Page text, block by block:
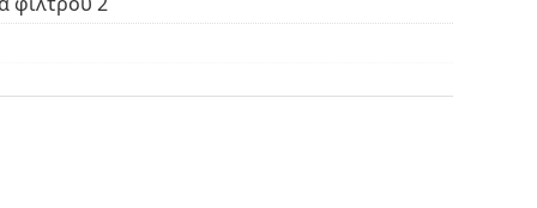
Το χρώμα της θήκης και ο σχεδιασμός της
θήκη αντί για πανί.